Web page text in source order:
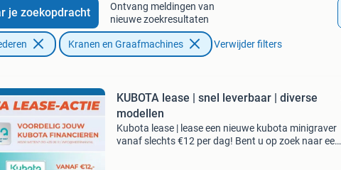
je zoekopdracht
Ontvang meldingen van
nieuwe zoekresultaten
Kranen en Graafmachines Verwijder filters
KUBOTA lease | snel leverbaar | diverse
modellen
Kubota lease | lease een nieuwe kubota minigraver
vanaf slechts €12 per dag! Bent u op zoek naar een